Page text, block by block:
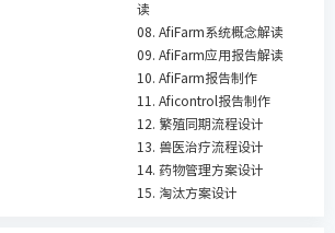
读
08. AfiFarm系统概念解读
09. AfiFarm应用报告解读
10. AfiFarm报告制作
11. Aficontrol报告制作
12. 繁殖同期流程设计
13. 兽医治疗流程设计
14. 药物管理方案设计
15. 淘汰方案设计